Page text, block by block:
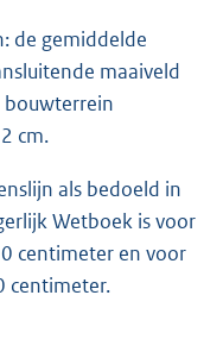
de gemiddelde
maaiveld
cm.
als bedoeld in
Wetboek is voor
centimeter en voor
centimeter.